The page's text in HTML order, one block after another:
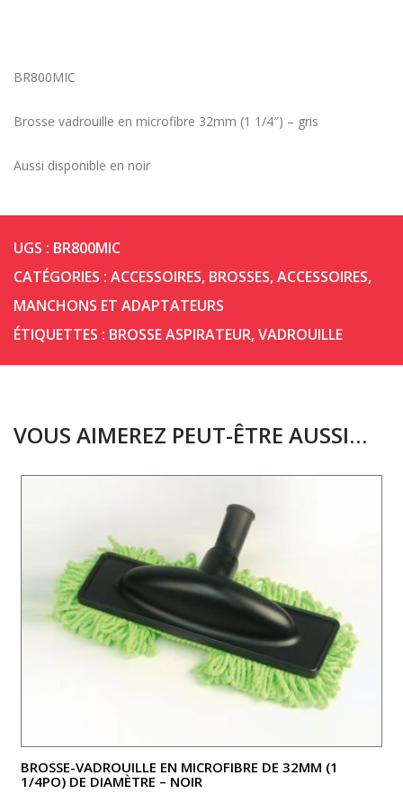
BR800MIC
Brosse vadrouille en microfibre 32mm (1 1/4″) – gris
Aussi disponible en noir
UGS : BR800MIC
CATÉGORIES : ACCESSOIRES, BROSSES, ACCESSOIRES,
MANCHONS ET ADAPTATEURS
ÉTIQUETTES : BROSSE ASPIRATEUR,VADROUILLE
VOUS AIMEREZ PEUT-ÊTRE AUSSI…
BROSSE-VADROUILLE EN MICROFIBRE DE 32MM (1
1/4PO) DE DIAMÈTRE – NOIR